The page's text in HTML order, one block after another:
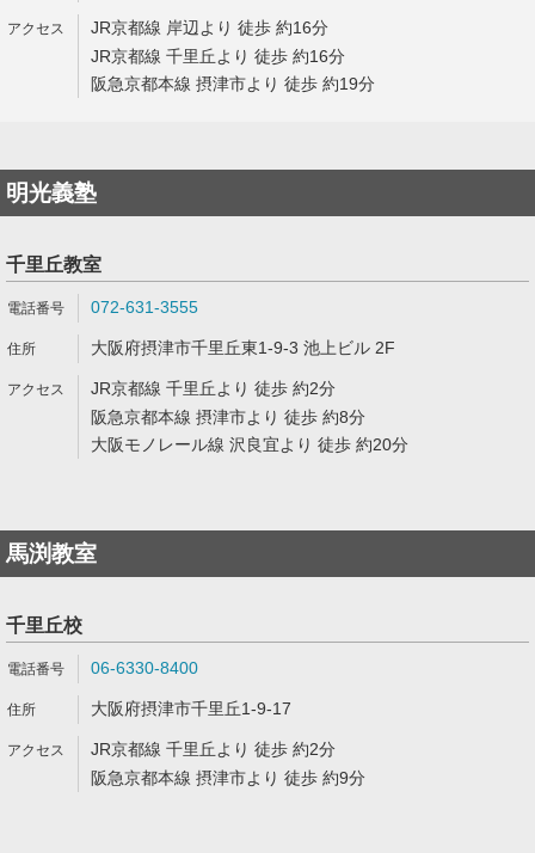
JR京都線 岸辺より 徒歩 約16分
JR京都線 千里丘より 徒歩 約16分
阪急京都本線 摂津市より 徒歩 約19分
明光義塾
千里丘教室
072-631-3555
大阪府摂津市千里丘東1-9-3 池上ビル 2F
JR京都線 千里丘より 徒歩 約2分
阪急京都本線 摂津市より 徒歩 約8分
大阪モノレール線 沢良宜より 徒歩 約20分
馬渕教室
千里丘校
06-6330-8400
大阪府摂津市千里丘1-9-17
JR京都線 千里丘より 徒歩 約2分
阪急京都本線 摂津市より 徒歩 約9分